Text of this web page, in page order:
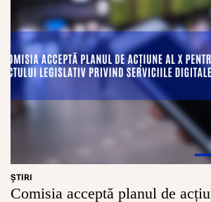
ŞTIRI
Comisia acceptă planul de